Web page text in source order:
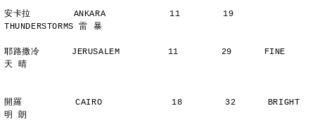
安卡拉        ANKARA            11        19
THUNDERSTORMS 雷 暴
耶路撒冷      JERUSALEM         11        29      FINE
天 晴
開羅          CAIRO             18        32      BRIGHT
明 朗